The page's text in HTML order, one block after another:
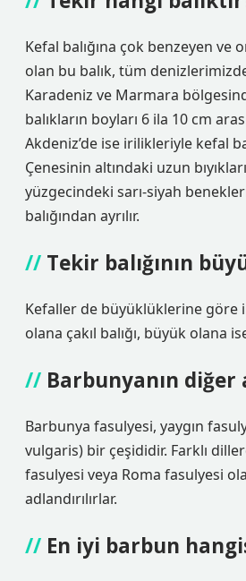
Kefal balığına çok benzeyen ve
olan bu balık, tüm
Karadeniz ve Marmara
balıkların boyları 6 ila 10 cm
Akdeniz’de ise irilikleriyle kefal
Çenesinin altındaki uzun
yüzgecindeki sarı-siyah
balığından ayrılır.
Tekir balığının
Kefaller de büyüklüklerine göre
olana çakıl balığı, büyük olana
Barbunyanın diğer
Barbunya fasulyesi, yaygın
vulgaris) bir çeşididir. Farklı
fasulyesi veya Roma fasulyesi
adlandırılırlar.
En iyi barbun